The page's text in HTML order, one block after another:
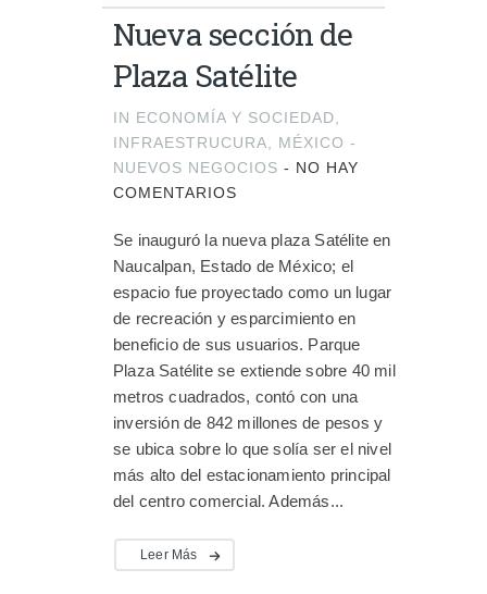
Nueva sección de
Plaza Satélite
IN ECONOMÍA Y SOCIEDAD
INFRAESTRUCURA
MÉXICO -
NUEVOS NEGOCIOS - NO HAY
COMENTARIOS
Se inauguró la nueva plaza Satélite en
Naucalpan, Estado de México; el
espacio fue proyectado como un lugar
de recreación y esparcimiento en
beneficio de sus usuarios. Parque
Plaza Satélite se extiende sobre 40 mil
metros cuadrados, contó con una
inversión de 842 millones de pesos y
se ubica sobre lo que solía ser el nivel
más alto del estacionamiento principal
del centro comercial. Además...
Leer Más